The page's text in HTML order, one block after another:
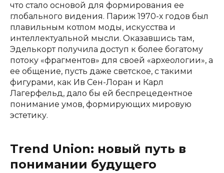
что стало основой для формирования ее
глобального видения. Париж 1970-х годов был
плавильным котлом моды, искусства и
интеллектуальной мысли. Оказавшись там,
Эделькорт получила доступ к более богатому
потоку «фрагментов» для своей «археологии», а
ее общение, пусть даже светское, с такими
фигурами, как Ив Сен-Лоран и Карл
Лагерфельд, дало бы ей беспрецедентное
понимание умов, формирующих мировую
эстетику.
Trend Union: новый путь в
понимании будущего